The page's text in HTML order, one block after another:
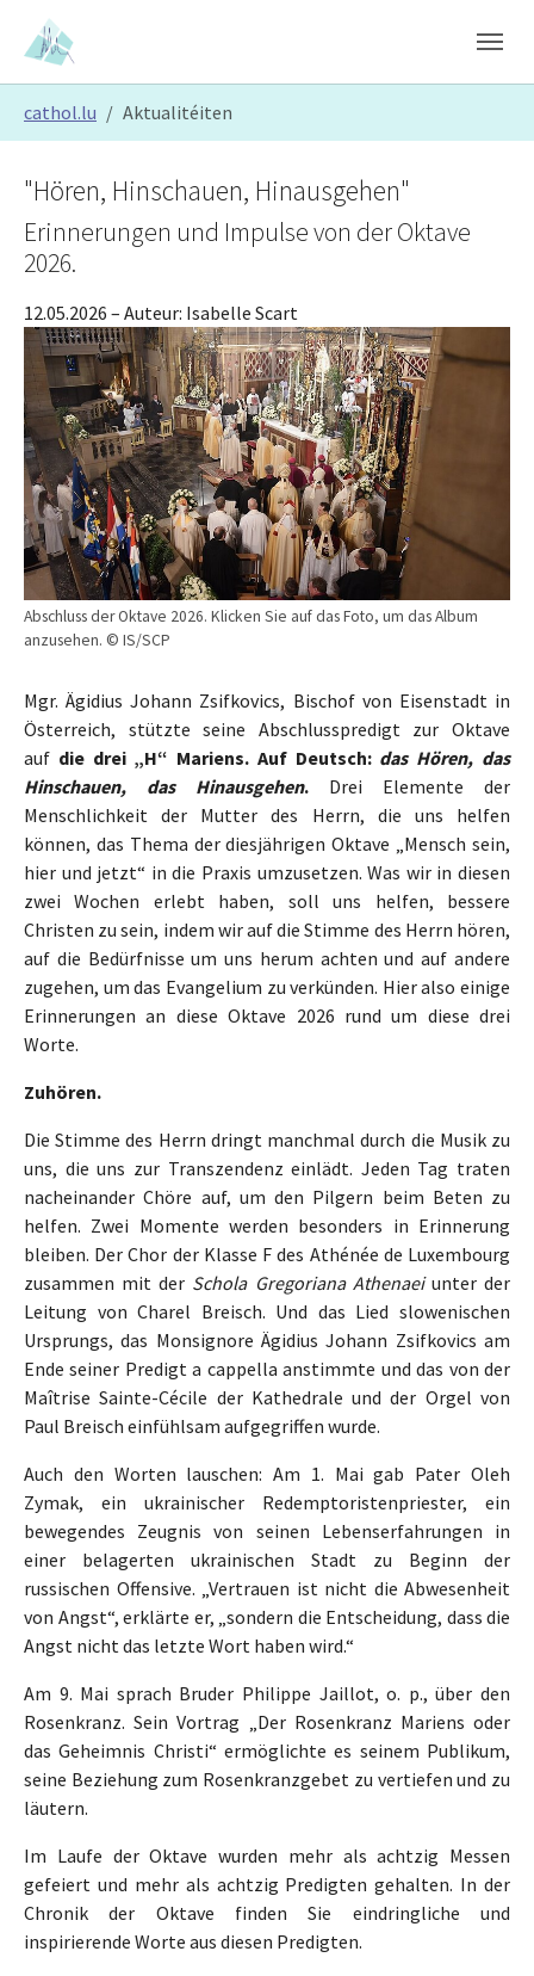
Skip to main content
Skip to page footer
cathol.lu Aktualitéiten
Abschluss der Oktave 2026. Klicken Sie auf das Foto, um das Album
anzusehen. © IS/SCP
"Hören, Hinschauen, Hinausgehen"
Erinnerungen und Impulse von der Oktave
2026.
12.05.2026 – Auteur: Isabelle Scart
Mgr. Ägidius Johann Zsifkovics, Bischof von Eisenstadt in
Österreich, stützte seine Abschlusspredigt zur Oktave
auf die drei „H“ Mariens. Auf Deutsch: das Hören, das
Hinschauen, das Hinausgehen. Drei Elemente der
Menschlichkeit der Mutter des Herrn, die uns helfen
können, das Thema der diesjährigen Oktave „Mensch sein,
hier und jetzt“ in die Praxis umzusetzen. Was wir in diesen
zwei Wochen erlebt haben, soll uns helfen, bessere
Christen zu sein, indem wir auf die Stimme des Herrn hören,
auf die Bedürfnisse um uns herum achten und auf andere
zugehen, um das Evangelium zu verkünden. Hier also einige
Erinnerungen an diese Oktave 2026 rund um diese drei
Worte.
Zuhören.
Die Stimme des Herrn dringt manchmal durch die Musik zu
uns, die uns zur Transzendenz einlädt. Jeden Tag traten
nacheinander Chöre auf, um den Pilgern beim Beten zu
helfen. Zwei Momente werden besonders in Erinnerung
bleiben. Der Chor der Klasse F des Athénée de Luxembourg
zusammen mit der Schola Gregoriana Athenaeiunter der
Leitung von Charel Breisch. Und das Lied slowenischen
Ursprungs, das Monsignore Ägidius Johann Zsifkovics am
Ende seiner Predigt a cappella anstimmte und das von der
Maîtrise Sainte-Cécile der Kathedrale und der Orgel von
Paul Breisch einfühlsam aufgegriffen wurde.
Auch den Worten lauschen: Am 1. Mai gab Pater Oleh
Zymak, ein ukrainischer Redemptoristenpriester, ein
bewegendes Zeugnis von seinen Lebenserfahrungen in
einer belagerten ukrainischen Stadt zu Beginn der
russischen Offensive. „Vertrauen ist nicht die Abwesenheit
von Angst“, erklärte er, „sondern die Entscheidung, dass die
Angst nicht das letzte Wort haben wird.“
Am 9. Mai sprach Bruder Philippe Jaillot, o. p., über den
Rosenkranz. Sein Vortrag „Der Rosenkranz Mariens oder
das Geheimnis Christi“ ermöglichte es seinem Publikum,
seine Beziehung zum Rosenkranzgebet zu vertiefen und zu
läutern.
Im Laufe der Oktave wurden mehr als achtzig Messen
gefeiert und mehr als achtzig Predigten gehalten. In der
Chronik der Oktave finden Sie eindringliche und
inspirierende Worte aus diesen Predigten.